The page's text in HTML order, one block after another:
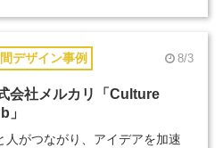
デザイン事例 8/3
会社メルカリ「Culture
」
人がつながり、アイデアを加速